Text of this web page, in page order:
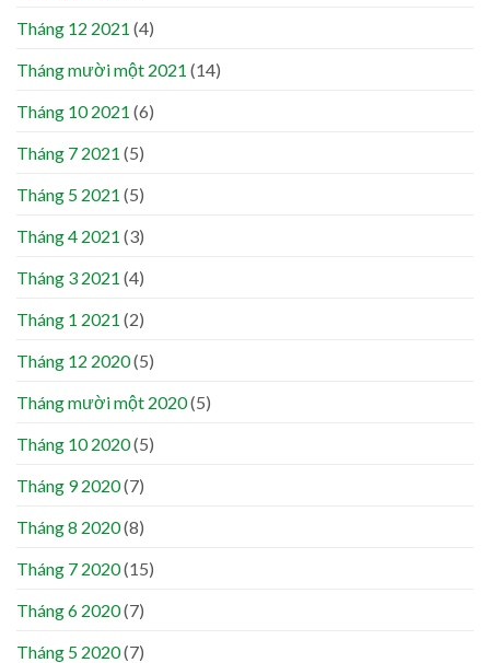
Tháng 12 2021 (4)
Tháng mười một 2021 (14)
Tháng 10 2021 (6)
Tháng 7 2021 (5)
Tháng 5 2021 (5)
Tháng 4 2021 (3)
Tháng 3 2021 (4)
Tháng 1 2021 (2)
Tháng 12 2020(5)
Tháng mười một 2020(5)
Tháng 10 2020(5)
Tháng 9 2020(7)
Tháng 8 2020(8)
Tháng 7 2020(15)
Tháng 6 2020(7)
Tháng 5 2020(7)